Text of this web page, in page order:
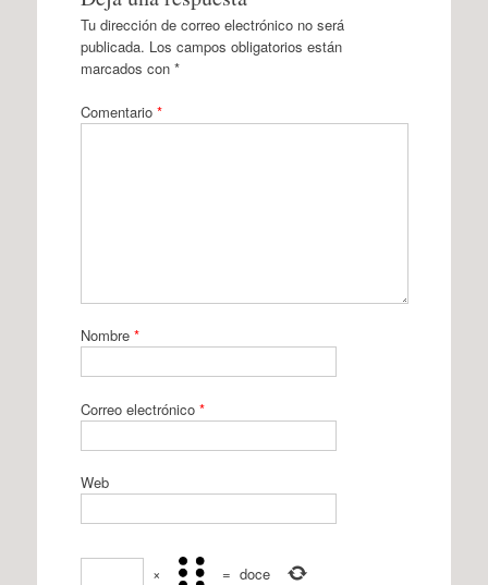
Tu dirección de correo electrónico no será
publicada. Los campos obligatorios están
marcados con *
Comentario *
Nombre *
Correo electrónico *
Web
× = doce